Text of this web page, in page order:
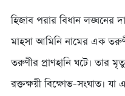
হিজাব পরার বিধান লঙ্ঘনের
মাহসা আমিনি নামের এক
তরুণীর প্রাণহানি ঘটে। তার
রক্তক্ষয়ী বিক্ষোভ-সংঘাত।